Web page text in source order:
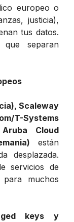
europeo o
justicia),
tus datos.
que separan
Scaleway
T-Systems
Cloud
están
desplazada.
servicios de
muchos
keys y